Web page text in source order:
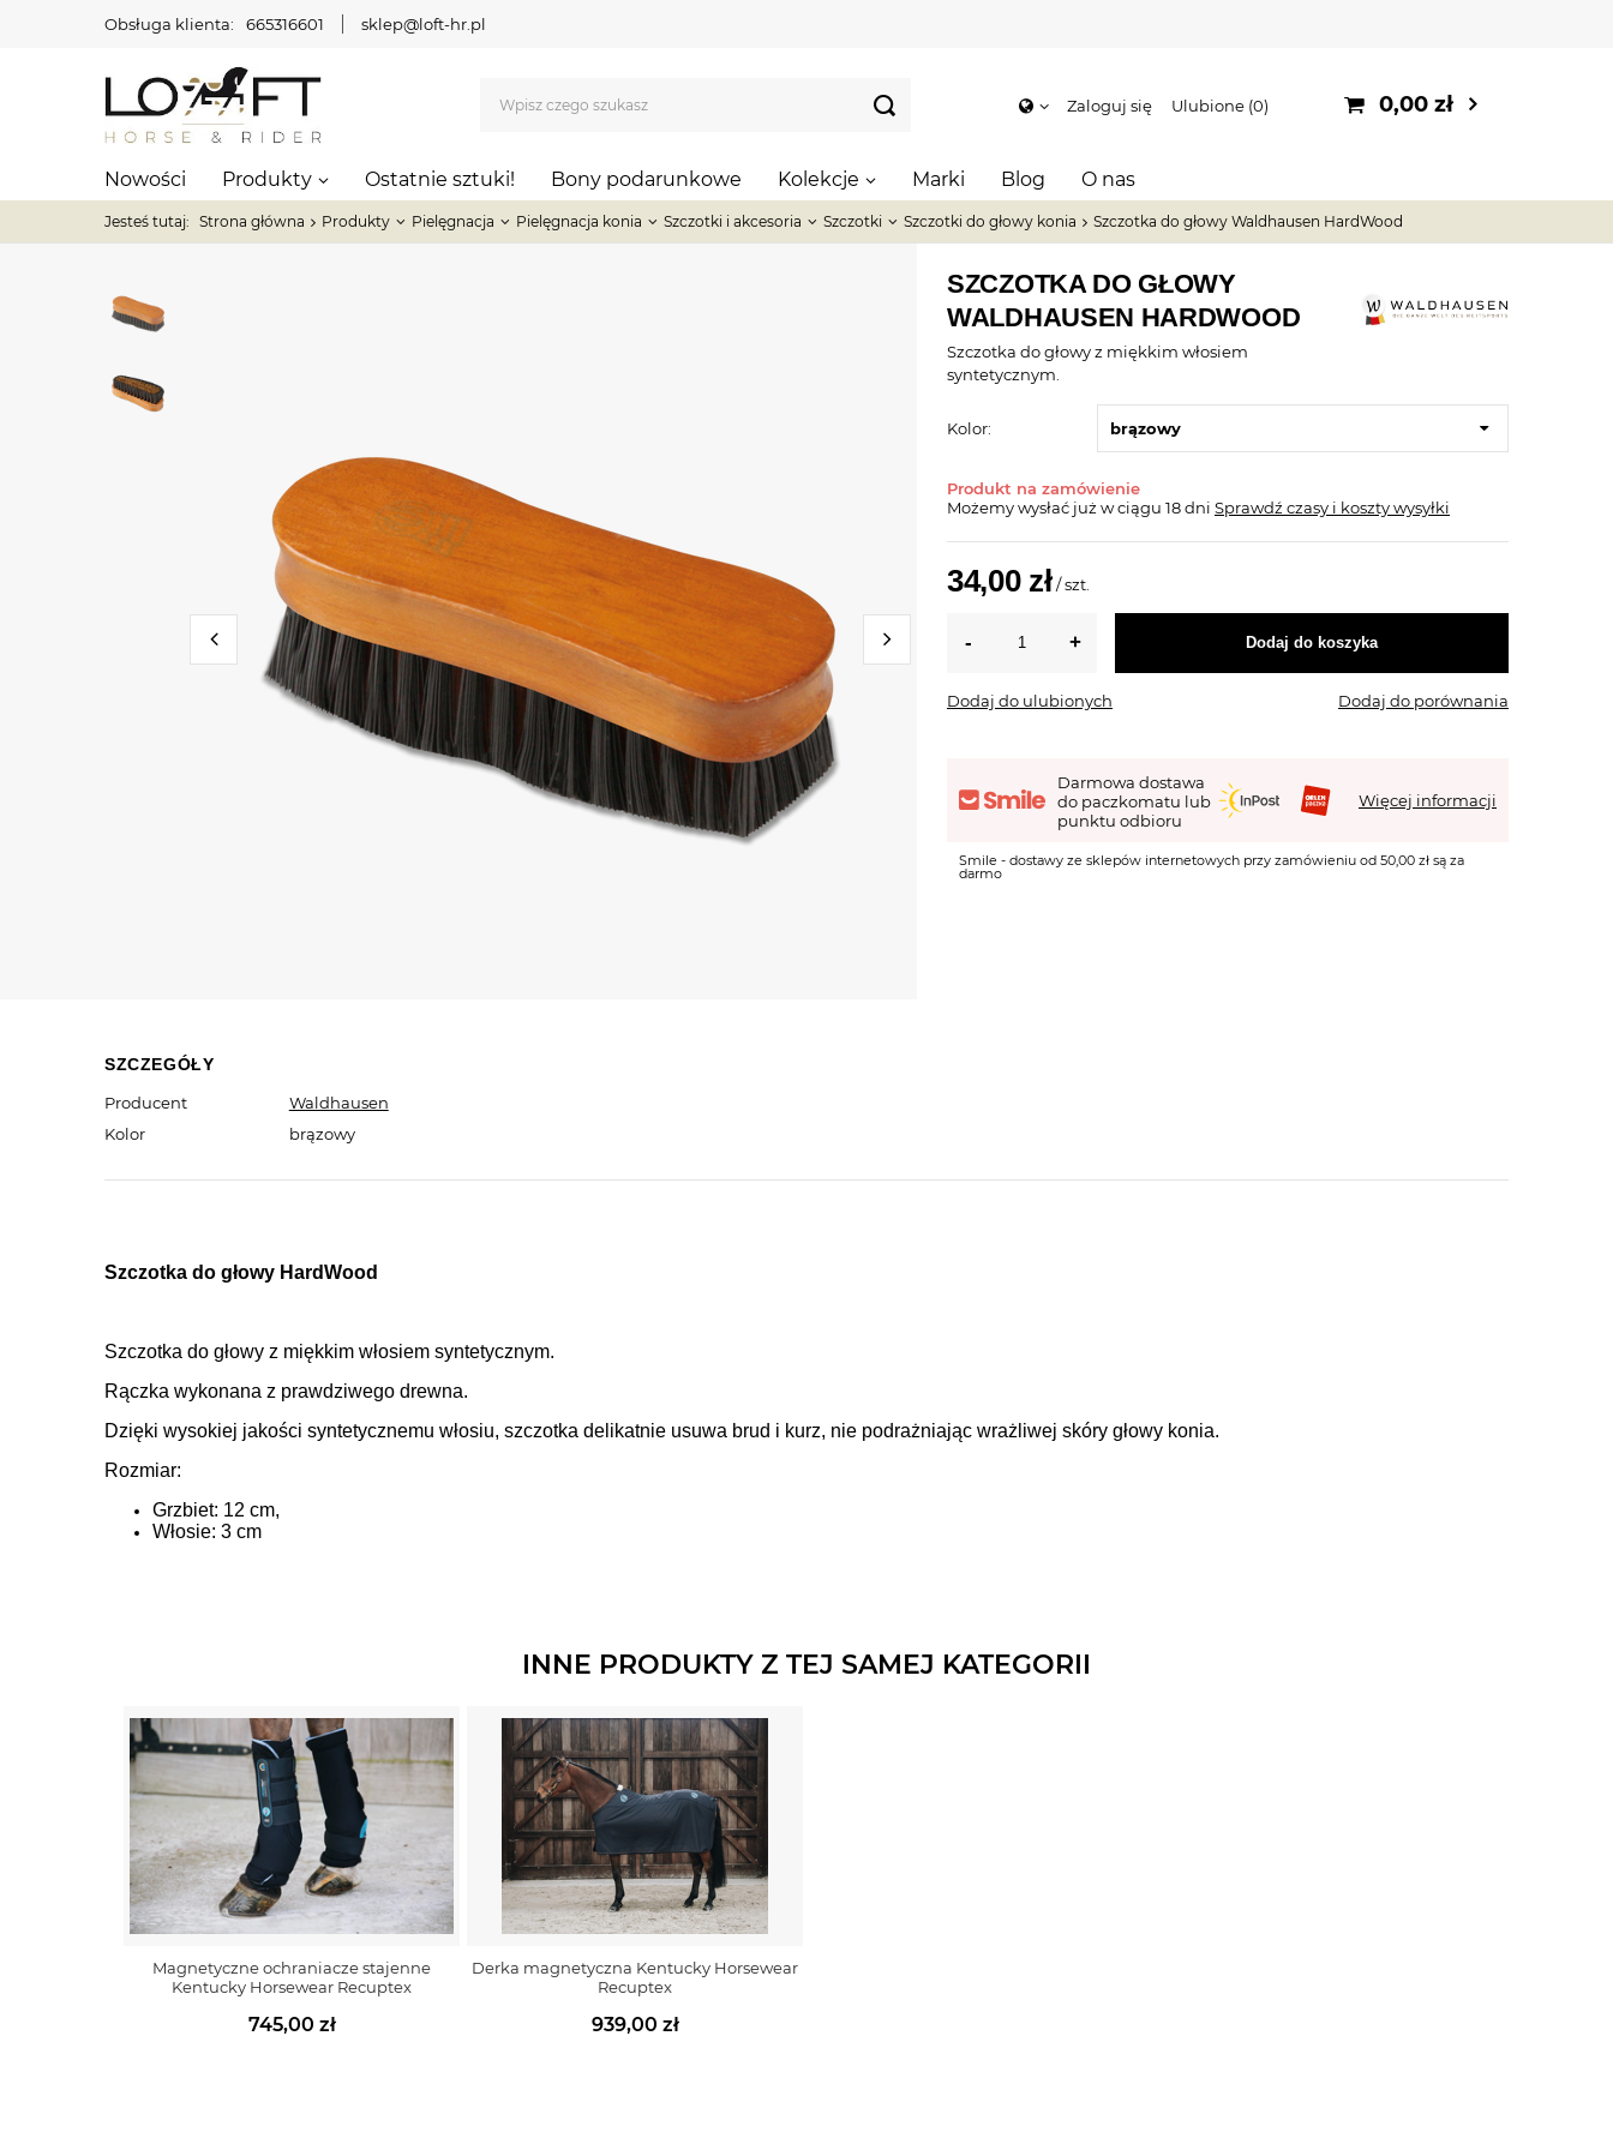
Obsługa klienta: 665316601 sklep@loft-hr.pl
Zaloguj się Ulubione 0 0,00 zł
Nowości Produkty Ostatnie sztuki! Bony podarunkowe Kolekcje Marki Blog O nas
Jesteś tutaj: Strona główna Produkty Pielęgnacja Pielęgnacja konia Szczotki i akcesoria Szczotki Szczotki do głowy konia Szczotka do głowy Waldhausen HardWood
SZCZOTKA DO GŁOWY
WALDHAUSEN HARDWOOD
Szczotka do głowy z miękkim włosiem
syntetycznym.
Kolor: brązowy
Produkt na zamówienie
Możemy wysłać już w ciągu 18 dni Sprawdź czasy i koszty wysyłki
34,00 zł /szt.
Dodaj do koszyka
Dodaj do ulubionych Dodaj do porównania
Darmowa dostawa
do paczkomatu lub
punktu odbioru
Więcej informacji
Smile - dostawy ze sklepów internetowych przy zamówieniu od 50,00 zł są za
darmo
SZCZEGÓŁY
Producent
Waldhausen
Kolor
brązowy
Szczotka do głowy HardWood
Szczotka do głowy z miękkim włosiem syntetycznym.
Rączka wykonana z prawdziwego drewna.
Dzięki wysokiej jakości syntetycznemu włosiu, szczotka delikatnie usuwa brud i kurz, nie podrażniając wrażliwej skóry głowy konia.
Rozmiar:
Grzbiet: 12 cm,
Włosie: 3 cm
INNE PRODUKTY Z TEJ SAMEJ KATEGORII
Magnetyczne ochraniacze stajenne
Kentucky Horsewear Recuptex
745,00 zł
Derka magnetyczna Kentucky Horsewear
Recuptex
939,00 zł